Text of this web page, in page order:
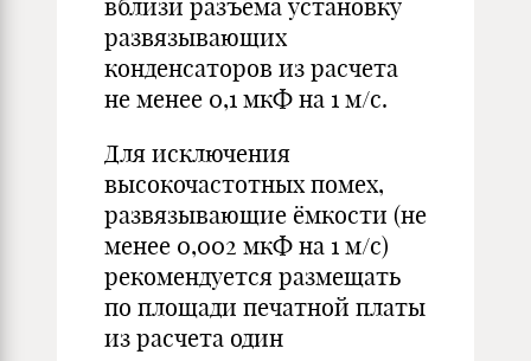
вблизи разъёма установку
развязывающих
конденсаторов из расчета
не менее 0,1 мкФ на 1 м/с.
Для исключения
высокочастотных помех,
развязывающие ёмкости (не
менее 0,002 мкФ на 1 м/с)
рекомендуется размещать
по площади печатной платы
из расчета один